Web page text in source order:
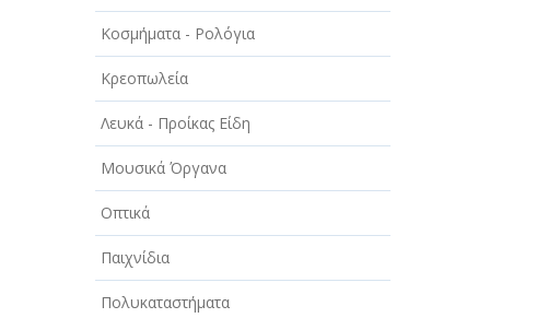
Κοσμήματα - Ρολόγια
Κρεοπωλεία
Λευκά - Προίκας Είδη
Μουσικά Όργανα
Οπτικά
Παιχνίδια
Πολυκαταστήματα